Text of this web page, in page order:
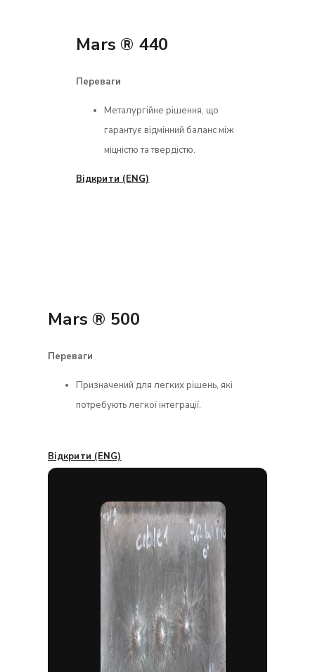
Mars ® 440
Переваги
Металургійне рішення, що
гарантує відмінний баланс між
міцністю та твердістю.
Відкрити (ENG)
Mars ® 500
Переваги
Призначений для легких рішень, які
потребують легкої інтеграції.
Відкрити (ENG)